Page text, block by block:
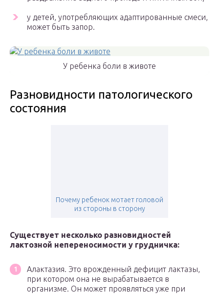
у детей, употребляющих адаптированные смеси,
может быть запор.
У ребенка боли в животе
Разновидности патологического
состояния
Почему ребенок мотает головой
из стороны в сторону
Существует несколько разновидностей
лактозной непереносимости у грудничка:
Алактазия. Это врожденный дефицит лактазы,
при котором она не вырабатывается в
организме. Он может проявляться уже при